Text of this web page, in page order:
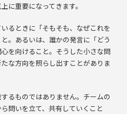
に重要になってきます。
るときに「そもそも、なぜこれを
。あるいは、誰かの発言に「どう
を向けること。そうした小さな問
な方向を照らし出すことがありま
るものではありません。チームの
問いを立て、共有していくこと